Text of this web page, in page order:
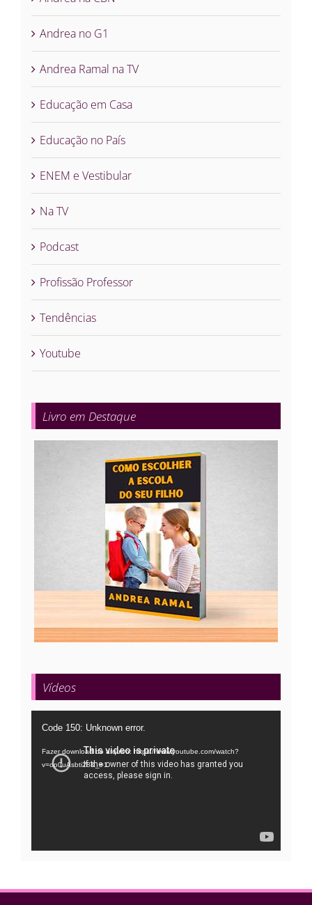
Andrea no G1
Andrea Ramal na TV
Educação em Casa
Educação no País
ENEM e Vestibular
Na TV
Podcast
Profissão Professor
Tendências
Youtube
Livro em Destaque
Vídeos
Tocador
vídeo
Code 150: Unknown error.
Fazer download do arquivo: https://www.youtube.com/watch?
v=oo0uAsbti28&_=1